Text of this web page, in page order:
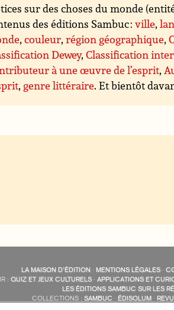
sur des choses du monde
des éditions Sambuc :ville,
,couleur,région géographique,
Dewey,Classification
à une œuvre de l’esprit,
, genre littéraire. Et bientôt
LA MAISON D’ÉDITION · MENTIONS LÉGALES·
: QUIZ ET JEUX CULTURELS · APPLICATIONS ET
LES ÉDITIONS SAMBUC SUR LES
COLLECTIONS : SAMBUC · ÉDISOLUM ·